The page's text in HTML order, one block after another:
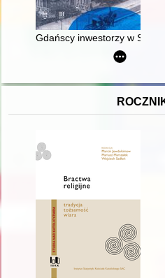
Gdańscy inwestorzy w